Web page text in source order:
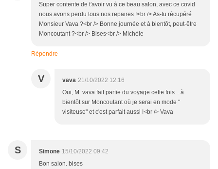
Super contente de t'avoir vu à ce beau salon, avec ce covid
nous avons perdu tous nos repaires !<br /> As-tu récupéré
Monsieur Vava ?<br /> Bonne journée et à bientôt, peut-être
Moncoutant ?<br /> Bises<br /> Michèle
Répondre
V vava 21/10/2022 12:16
Oui, M. vava fait partie du voyage cette fois... à
bientôt sur Moncoutant où je serai en mode "
visiteuse" et c'est parfait aussi !<br /> Vava
S Simone 15/10/2022 09:42
Bon salon. bises